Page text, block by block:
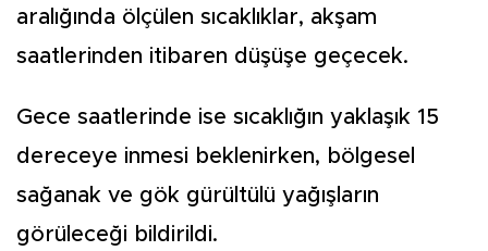
aralığında ölçülen sıcaklıklar, akşam
saatlerinden itibaren düşüşe geçecek.
Gece saatlerinde ise sıcaklığın yaklaşık 15
dereceye inmesi beklenirken, bölgesel
sağanak ve gök gürültülü yağışların
görüleceği bildirildi.